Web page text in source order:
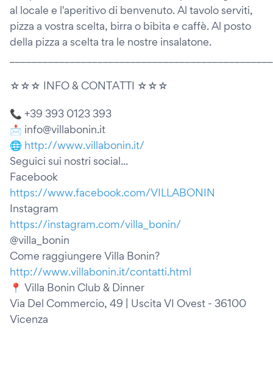
al locale e l'aperitivo di benvenuto. Al tavolo serviti,
pizza a vostra scelta, birra o bibita e caffè. Al posto
della pizza a scelta tra le nostre insalatone.
☆☆☆ INFO & CONTATTI ☆☆☆
📞 +39 393 0123 393
📩 info@villabonin.it
🌐 http://www.villabonin.it/
Seguici sui nostri social...
Facebook
https://www.facebook.com/VILLABONIN
Instagram
https://instagram.com/villa_bonin/
@villa_bonin
Come raggiungere Villa Bonin?
http://www.villabonin.it/contatti.html
📍 Villa Bonin Club & Dinner
Via Del Commercio, 49 | Uscita VI Ovest - 36100
Vicenza